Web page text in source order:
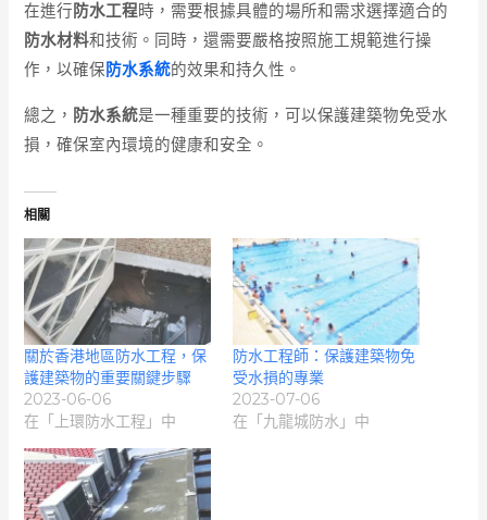
在進行防水工程時，需要根據具體的場所和需求選擇適合的
防水材料和技術。同時，還需要嚴格按照施工規範進行操
作，以確保防水系統的效果和持久性。
總之， 防水系統是一種重要的技術，可以保護建築物免受水
損，確保室內環境的健康和安全。
相關
關於香港地區防水工程，保
護建築物的重要關鍵步驟
2023-06-06
在「上環防水工程」中
防水工程師：保護建築物免
受水損的專業
2023-07-06
在「九龍城防水」中